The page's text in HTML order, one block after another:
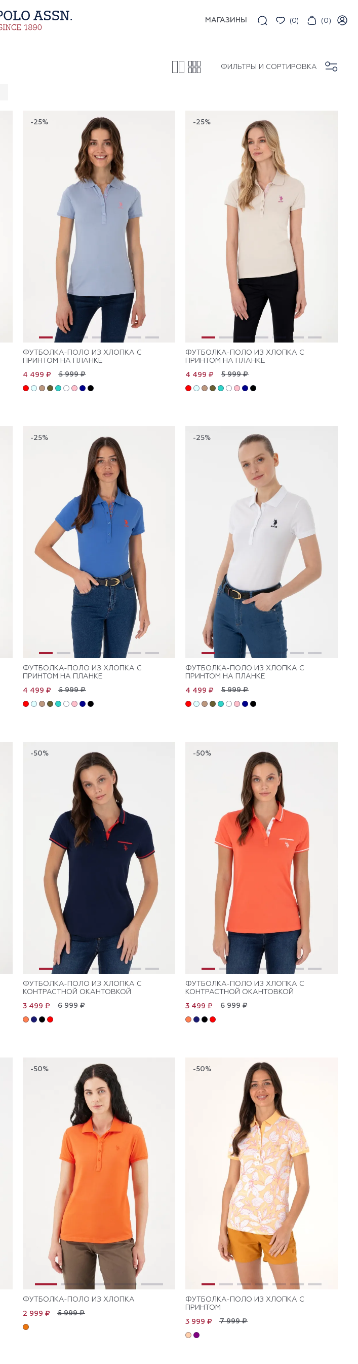
МАГАЗИНЫ (0) (0)
ФИЛЬТРЫ И СОРТИРОВКА
-25%
ФУТБОЛКА-ПОЛО ИЗ ХЛОПКА С
ПРИНТОМ НА ПЛАНКЕ
5 999 ₽
4 499 ₽
-25%
ФУТБОЛКА-ПОЛО ИЗ ХЛОПКА С
ПРИНТОМ НА ПЛАНКЕ
5 999 ₽
4 499 ₽
-25%
ФУТБОЛКА-ПОЛО ИЗ ХЛОПКА С
ПРИНТОМ НА ПЛАНКЕ
5 999 ₽
4 499 ₽
-25%
ФУТБОЛКА-ПОЛО ИЗ ХЛОПКА С
ПРИНТОМ НА ПЛАНКЕ
5 999 ₽
4 499 ₽
-50%
ФУТБОЛКА-ПОЛО ИЗ ХЛОПКА С
КОНТРАСТНОЙ ОКАНТОВКОЙ
6 999 ₽
3 499 ₽
-50%
ФУТБОЛКА-ПОЛО ИЗ ХЛОПКА С
КОНТРАСТНОЙ ОКАНТОВКОЙ
6 999 ₽
3 499 ₽
-50%
ФУТБОЛКА-ПОЛО ИЗ ХЛОПКА
5 999 ₽
2 999 ₽
-50%
ФУТБОЛКА-ПОЛО ИЗ ХЛОПКА С
ПРИНТОМ
7 999 ₽
3 999 ₽